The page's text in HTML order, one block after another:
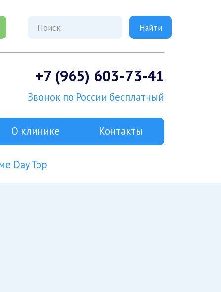
+7 (965) 603-73-41
Звонок по России бесплатный
О клинике Контакты
Day Top